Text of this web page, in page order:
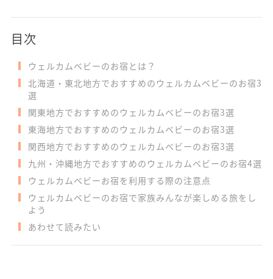
目次
ウェルカムベビーのお宿とは？
北海道・東北地方でおすすめのウェルカムベビーのお宿3
選
関東地方でおすすめのウェルカムベビーのお宿3選
東海地方でおすすめのウェルカムベビーのお宿3選
関西地方でおすすめのウェルカムベビーのお宿3選
九州・沖縄地方でおすすめのウェルカムベビーのお宿4選
ウェルカムベビーお宿を利用する際の注意点
ウェルカムベビーのお宿で家族みんなが楽しめる旅をし
よう
あわせて読みたい